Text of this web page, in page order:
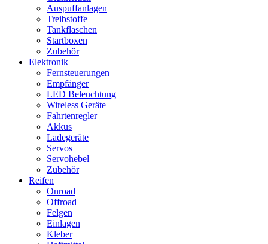
Auspuffanlagen
Treibstoffe
Tankflaschen
Startboxen
Zubehör
Elektronik
Fernsteuerungen
Empfänger
LED Beleuchtung
Wireless Geräte
Fahrtenregler
Akkus
Ladegeräte
Servos
Servohebel
Zubehör
Reifen
Onroad
Offroad
Felgen
Einlagen
Kleber